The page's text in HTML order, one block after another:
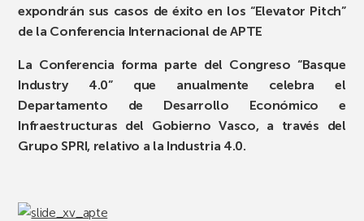
expondrán sus casos de éxito en los “Elevator Pitch”
de la Conferencia Internacional de APTE
La Conferencia forma parte del Congreso “Basque
Industry 4.0” que anualmente celebra el
Departamento de Desarrollo Económico e
Infraestructuras del Gobierno Vasco, a través del
Grupo SPRI, relativo a la Industria 4.0.